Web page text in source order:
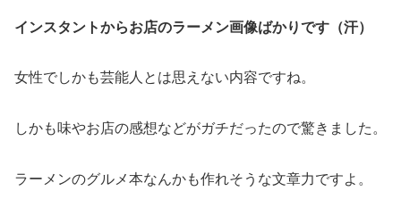
インスタントからお店のラーメン画像ばかりです（汗）
女性でしかも芸能人とは思えない内容ですね。
しかも味やお店の感想などがガチだったので驚きました。
ラーメンのグルメ本なんかも作れそうな文章力ですよ。